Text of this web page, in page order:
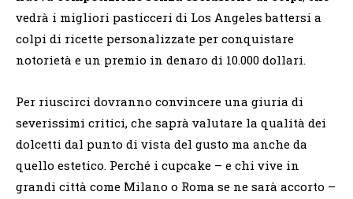
vedrà i migliori pasticceri di Los Angeles battersi a
colpi di ricette personalizzate per conquistare
notorietà e un premio in denaro di 10.000 dollari.
Per riuscirci dovranno convincere una giuria di
severissimi critici, che saprà valutare la qualità dei
dolcetti dal punto di vista del gusto ma anche da
quello estetico. Perché i cupcake – e chi vive in
grandi città come Milano o Roma se ne sarà accorto –